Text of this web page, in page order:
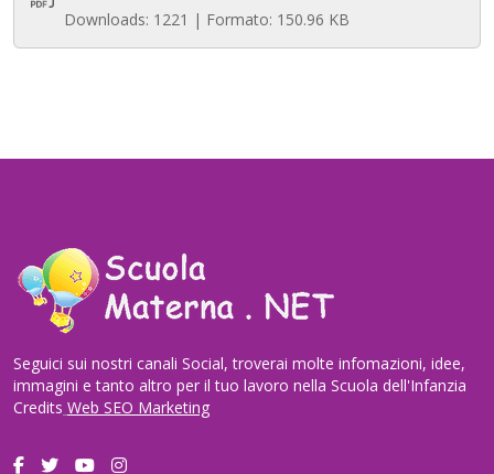
Downloads: 1221 | Formato: 150.96 KB
Seguici sui nostri canali Social, troverai molte infomazioni, idee,
immagini e tanto altro per il tuo lavoro nella Scuola dell'Infanzia
Credits Web SEO Marketing